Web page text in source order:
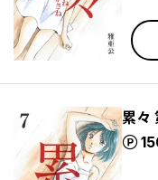
累々
ポイント